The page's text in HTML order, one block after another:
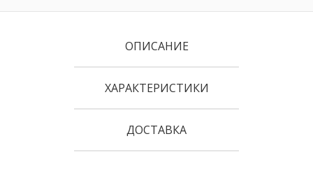
ОПИСАНИЕ
ХАРАКТЕРИСТИКИ
ДОСТАВКА